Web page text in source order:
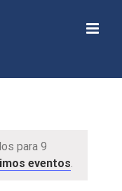
para 9
eventos.